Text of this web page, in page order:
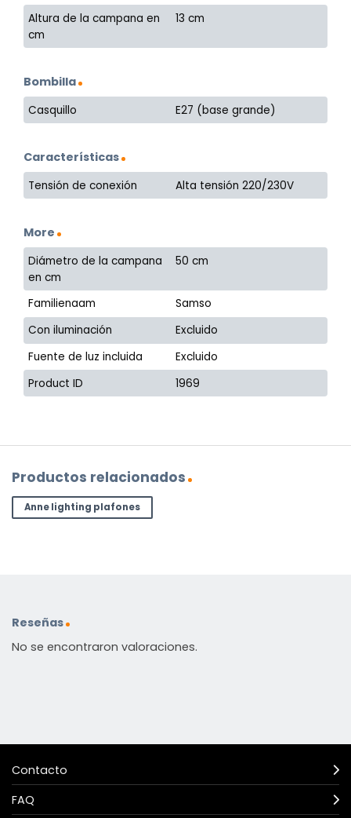
Altura de la campana en
cm
13 cm
Bombilla
Casquillo E27 (base grande)
Características
Tensión de conexión Alta tensión 220/230V
More
Diámetro de la campana
en cm
50 cm
Familienaam
Samso
Con iluminación
Excluido
Fuente de luz incluida
Excluido
Product ID
1969
Productos relacionados
Anne lighting plafones
Reseñas
No se encontraron valoraciones.
Contacto
FAQ